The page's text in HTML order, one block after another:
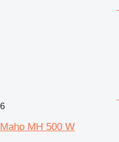
6
Maho MH 500 W